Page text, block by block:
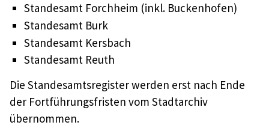
Standesamt Forchheim (inkl. Buckenhofen)
Standesamt Burk
Standesamt Kersbach
Standesamt Reuth
Die Standesamtsregister werden erst nach Ende
der Fortführungsfristen vom Stadtarchiv
übernommen.